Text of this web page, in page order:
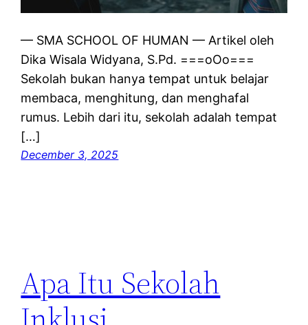
— SMA SCHOOL OF HUMAN — Artikel oleh
Dika Wisala Widyana, S.Pd. ===oOo===
Sekolah bukan hanya tempat untuk belajar
membaca, menghitung, dan menghafal
rumus. Lebih dari itu, sekolah adalah tempat
[…]
December 3, 2025
Apa Itu Sekolah